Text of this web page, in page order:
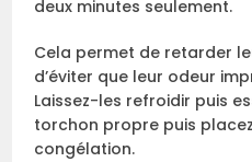
deux minutes seulement.
Cela permet de retarder
d’éviter que leur odeur
Laissez-les refroidir puis
torchon propre puis
congélation.